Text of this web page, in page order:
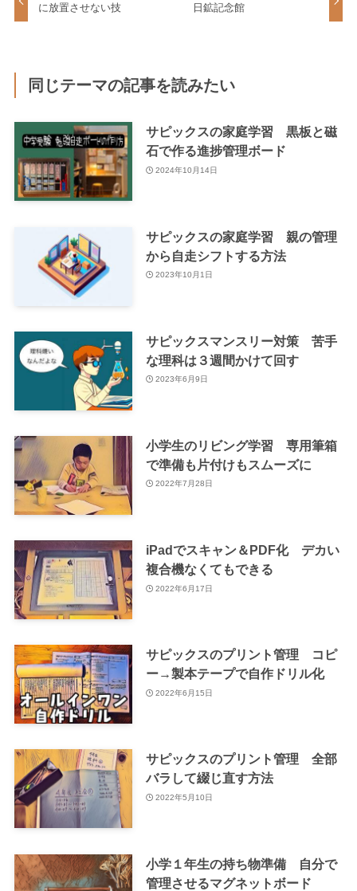
に放置させない技 日鉱記念館
同じテーマの記事を読みたい
サピックスの家庭学習 黒板と磁
石で作る進捗管理ボード
2024年10月14日
サピックスの家庭学習 親の管理
から自走シフトする方法
2023年10月1日
サピックスマンスリー対策 苦手
な理科は３週間かけて回す
2023年6月9日
小学生のリビング学習 専用筆箱
で準備も片付けもスムーズに
2022年7月28日
iPadでスキャン＆PDF化 デカい
複合機なくてもできる
2022年6月17日
サピックスのプリント管理 コピ
ー→製本テープで自作ドリル化
2022年6月15日
サピックスのプリント管理 全部
バラして綴じ直す方法
2022年5月10日
小学１年生の持ち物準備 自分で
管理させるマグネットボード